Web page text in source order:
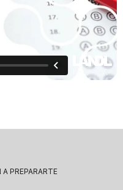
PREPARARTE